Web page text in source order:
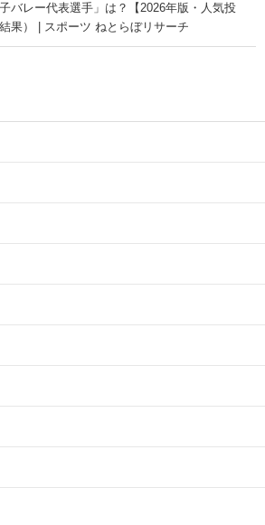
バレー代表選手」は？【2026年版・人気投
果） | スポーツ ねとらぼリサーチ